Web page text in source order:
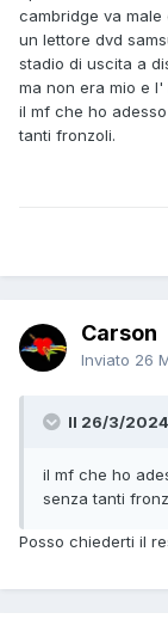
cambridge va
un lettore dvd
stadio di uscita a
ma non era mio e
il mf che ho
tanti fronzoli.
Carson
Inviato 26
Il 26/3/
il mf che ho
senza tanti
Posso chiederti il